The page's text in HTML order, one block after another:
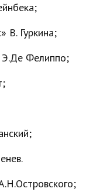
Гуркина;
Фелиппо;